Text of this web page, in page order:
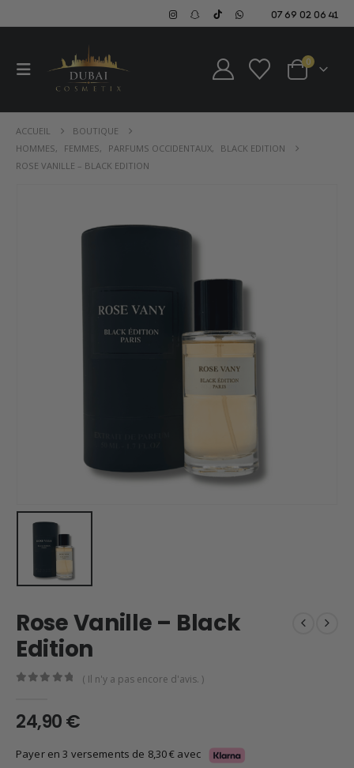
07 69 02 06 41
0
ACCUEIL
BOUTIQUE
HOMMES, FEMMES, PARFUMS OCCIDENTAUX,
BLACK EDITION
ROSE VANILLE – BLACK EDITION
Rose Vanille – Black
Edition
( Il n'y a pas encore d'avis. )
24,90€
Payer en 3 versements de 8,30€ avec